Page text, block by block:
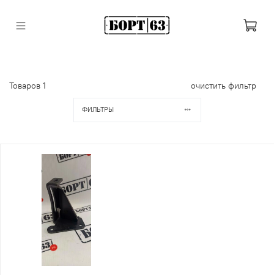
Товаров 1 очистить фильтр
ФИЛЬТРЫ